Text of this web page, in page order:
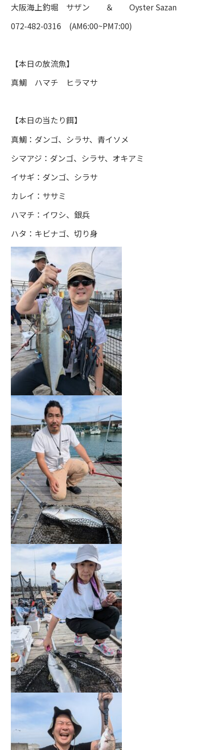
大阪海上釣堀 サザン ＆ Oyster Sazan
072-482-0316 (AM6:00~PM7:00)
【本日の放流魚】
真鯛 ハマチ ヒラマサ
【本日の当たり餌】
真鯛：ダンゴ、シラサ、青イソメ
シマアジ：ダンゴ、シラサ、オキアミ
イサギ：ダンゴ、シラサ
カレイ：ササミ
ハマチ：イワシ、銀兵
ハタ：キビナゴ、切り身